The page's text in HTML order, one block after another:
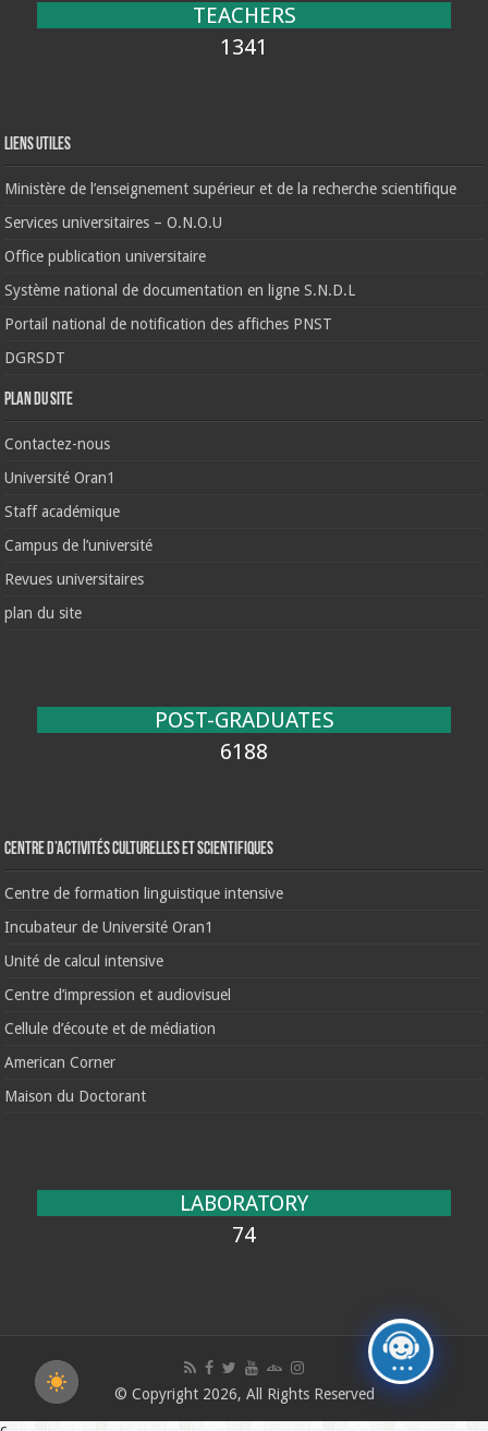
TEACHERS
1341
Liens Utiles
Ministère de l’enseignement supérieur et de la recherche scientifique
Services universitaires – O.N.O.U
Office publication universitaire
Système national de documentation en ligne S.N.D.L
Portail national de notification des affiches PNST
DGRSDT
Plan du site
Contactez-nous
Université Oran1
Staff académique
Campus de l’université
Revues universitaires
plan du site
POST-GRADUATES
6188
Centre d’activités culturelles et scientifiques
Centre de formation linguistique intensive
Incubateur de Université Oran1
Unité de calcul intensive
Centre d’impression et audiovisuel
Cellule d’écoute et de médiation
American Corner
Maison du Doctorant
LABORATORY
74
© Copyright 2026, All Rights Reserved